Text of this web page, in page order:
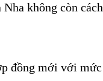
không còn cách
đồng mới với mức